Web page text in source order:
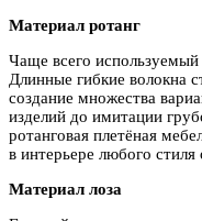
Материал ротанг
Чаще всего
Длинные гибкие волокна
создание множества
изделий до имитации
ротанговая плетёная
в интерьере любого
Материал лоза